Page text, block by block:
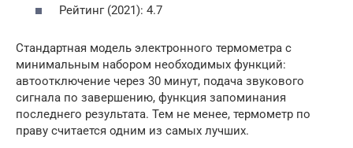
Рейтинг (2021): 4.7
Стандартная модель электронного термометра с
минимальным набором необходимых функций:
автоотключение через 30 минут, подача звукового
сигнала по завершению, функция запоминания
последнего результата. Тем не менее, термометр по
праву считается одним из самых лучших.